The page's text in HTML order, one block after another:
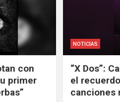
con
primer
NOTICIAS
“X Dos”:
el
canciones